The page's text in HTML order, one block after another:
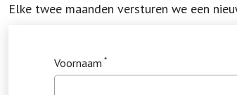
Elke twee maanden versturen we een
Voornaam